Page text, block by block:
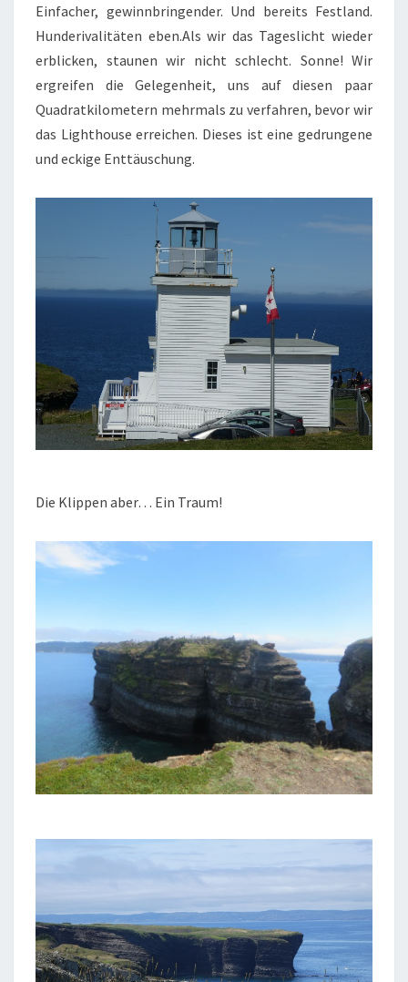
Einfacher, gewinnbringender. Und bereits Festland.
Hunderivalitäten eben.Als wir das Tageslicht wieder
erblicken, staunen wir nicht schlecht. Sonne! Wir
ergreifen die Gelegenheit, uns auf diesen paar
Quadratkilometern mehrmals zu verfahren, bevor wir
das Lighthouse erreichen. Dieses ist eine gedrungene
und eckige Enttäuschung.
Die Klippen aber… Ein Traum!